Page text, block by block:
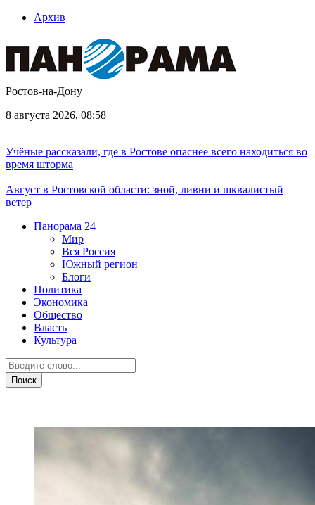
Архив
Ростов-на-Дону
8 августа 2026, 08:58
Учёные рассказали, где в Ростове опаснее всего находиться во
время шторма
Август в Ростовской области: зной, ливни и шквалистый
ветер
Панорама 24
Мир
Вся Россия
Южный регион
Блоги
Политика
Экономика
Общество
Власть
Культура